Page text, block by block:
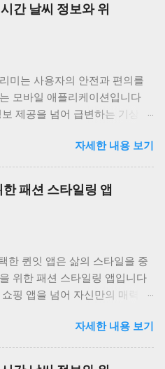
간 날씨 정보와 위
미는 사용자의 안전과 편의를
모바일 애플리케이션입니다
제공을 넘어 급변하는 기상 상
합니다 정확하고 신뢰할 수 있는
자 중심의 인터페이스를 통해
족도를 제공하는 데 집중하고 있
를 이용하여 사용자의 현재
파악하고 해당 지역에 특화된
쾌지수 등 상세한 기상 정보를
다 또한 미세먼지 초미세먼지
기질 정보도 함께 제공하여 사용
씨 정보를 편리하게 확인할 수 있
의 날씨 정보를 상세하게 제공
는 지역을 즐겨찾기로 등록하
자세한 내용 보기
패션 스타일링 앱
한 퀸잇 앱은 삶의 스타일을 중
위한 패션 스타일링 앱입니다
핑 앱을 넘어 자신만의 매력과
니다 국내외 유명 브랜드부터 트
지 폭넓은 선택지를 제공하며
스템을 통해 사용자의 취향에
자세한 내용 보기